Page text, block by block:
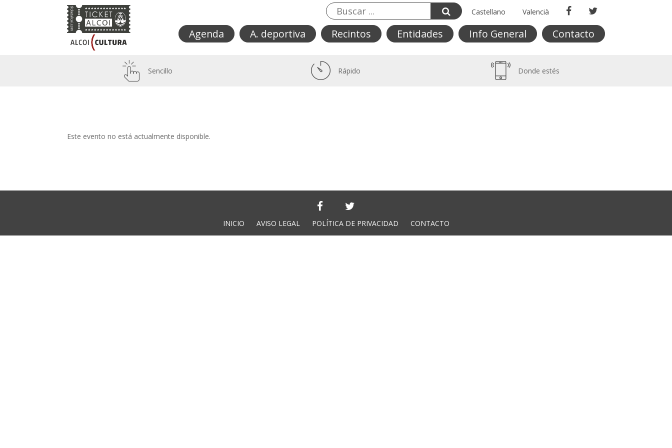
Castellano Valencià
Agenda A. deportiva Recintos Entidades Info General Contacto
Sencillo Rápido Donde estés
Este evento no está actualmente disponible.
INICIO AVISO LEGAL POLÍTICA DE PRIVACIDAD CONTACTO